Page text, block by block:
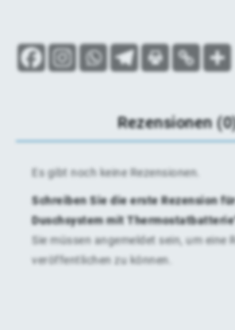
Rezensionen
Es gibt noch keine Rezensionen.
Schreiben Sie die erste Rezension
Duschsystem mit
Sie müssen angemeldet sein, um eine
veröffentlichen zu können.